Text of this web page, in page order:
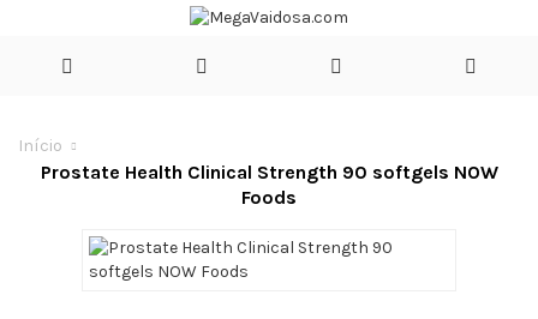
Início
Prostate Health Clinical Strength 90 softgels NOW
Foods